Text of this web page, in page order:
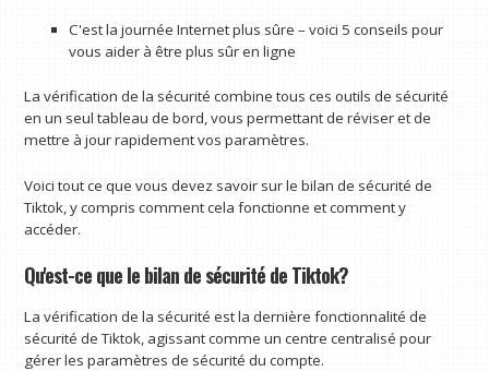
C'est la journée Internet plus sûre – voici 5 conseils pour
vous aider à être plus sûr en ligne
La vérification de la sécurité combine tous ces outils de sécurité
en un seul tableau de bord, vous permettant de réviser et de
mettre à jour rapidement vos paramètres.
Voici tout ce que vous devez savoir sur le bilan de sécurité de
Tiktok, y compris comment cela fonctionne et comment y
accéder.
Qu'est-ce que le bilan de sécurité de Tiktok?
La vérification de la sécurité est la dernière fonctionnalité de
sécurité de Tiktok, agissant comme un centre centralisé pour
gérer les paramètres de sécurité du compte.